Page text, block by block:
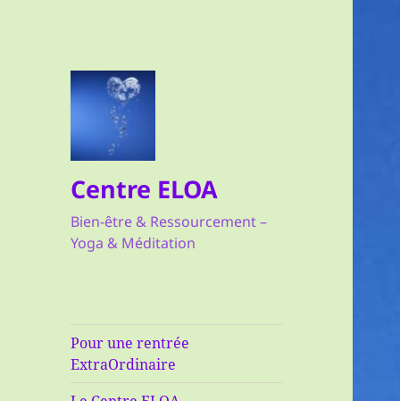
Centre ELOA
Bien-être & Ressourcement –
Yoga & Méditation
Pour une rentrée
ExtraOrdinaire